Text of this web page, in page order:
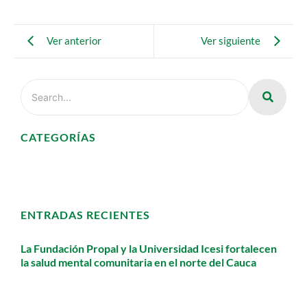
Ver anterior Ver siguiente
CATEGORÍAS
ENTRADAS RECIENTES
La Fundación Propal y la Universidad Icesi fortalecen
la salud mental comunitaria en el norte del Cauca